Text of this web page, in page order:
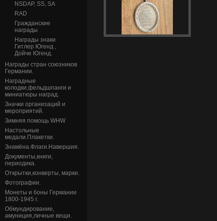
NSDAP, SS, SA
RAD
Гражданские
награды
Награды знаки
Гитлер Югенд ,
Дойче Югенд.
Награды стран союзников
Германии.
Наградные
колодки,фельдшпанги и
миниатюры наград.
Значки организаций и
мероприятий.
Зимняя помощь WHW
Настольные
медали.Плакетки.
Знамёна.Флаги.Навершия.
Документы,книги,
периодика.
Открытки,конверты, марки.
Фотографии.
Монеты и боны Германии
1800-1945 г.
Обмундирование,
амуниция,личные вещи.